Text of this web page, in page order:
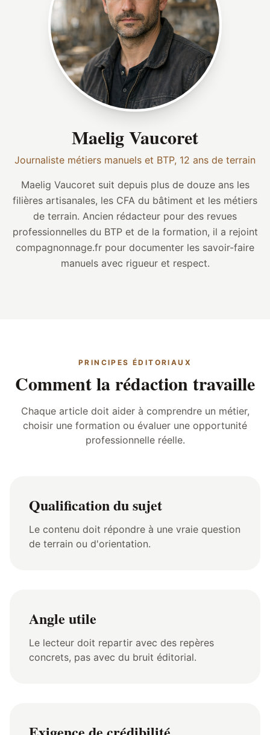
Maelig Vaucoret
Journaliste métiers manuels et BTP, 12 ans de terrain
Maelig Vaucoret suit depuis plus de douze ans les
filières artisanales, les CFA du bâtiment et les métiers
de terrain. Ancien rédacteur pour des revues
professionnelles du BTP et de la formation, il a rejoint
compagnonnage.fr pour documenter les savoir-faire
manuels avec rigueur et respect.
PRINCIPES ÉDITORIAUX
Comment la rédaction travaille
Chaque article doit aider à comprendre un métier,
choisir une formation ou évaluer une opportunité
professionnelle réelle.
Qualification du sujet
Le contenu doit répondre à une vraie question
de terrain ou d'orientation.
Angle utile
Le lecteur doit repartir avec des repères
concrets, pas avec du bruit éditorial.